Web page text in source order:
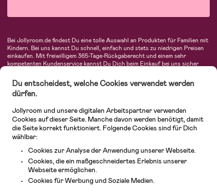
Bei Jollyroom.de findest Du eine tolle Auswahl an Produkten für Familien mit
Kindern. Bei uns kannst Du schnell, einfach und stets zu niedrigen Preisen
einkaufen. Mit freiwilligem 365-Tage-Rückgaberecht und einem sehr
kompetenten Kundenservice kannst Du Dich beim Einkauf bei uns sicher
Autositze, Kinder- und Babymode, Produkte für Mütter und eine Menge
fantastischer Einrichtungsgegenstände, Spielsachen, Babyprodukte und
vieles mehr. Wir haben Produkte von bekannten Herstellern wie Britax, Maxi-
Avent, Jack Wolfskin, Cybex, LEGO und vielen mehr. Schau Dich um in
unserer vielfältigen Online-Boutique für Kinder & Babys. Willkommen!
Du entscheidest, welche Cookies verwendet werden
dürfen.
Jollyroom und unsere digitalen Arbeitspartner verwenden
Cookies auf dieser Seite. Manche davon werden benötigt, damit
die Seite korrekt funktioniert. Folgende Cookies sind für Dich
wählbar:
Cookies zur Analyse der Anwendung unserer Webseite.
Cookies, die ein maßgeschneidertes Erlebnis unserer
Webseite ermöglichen.
Cookies für Werbung und Soziale Medien.